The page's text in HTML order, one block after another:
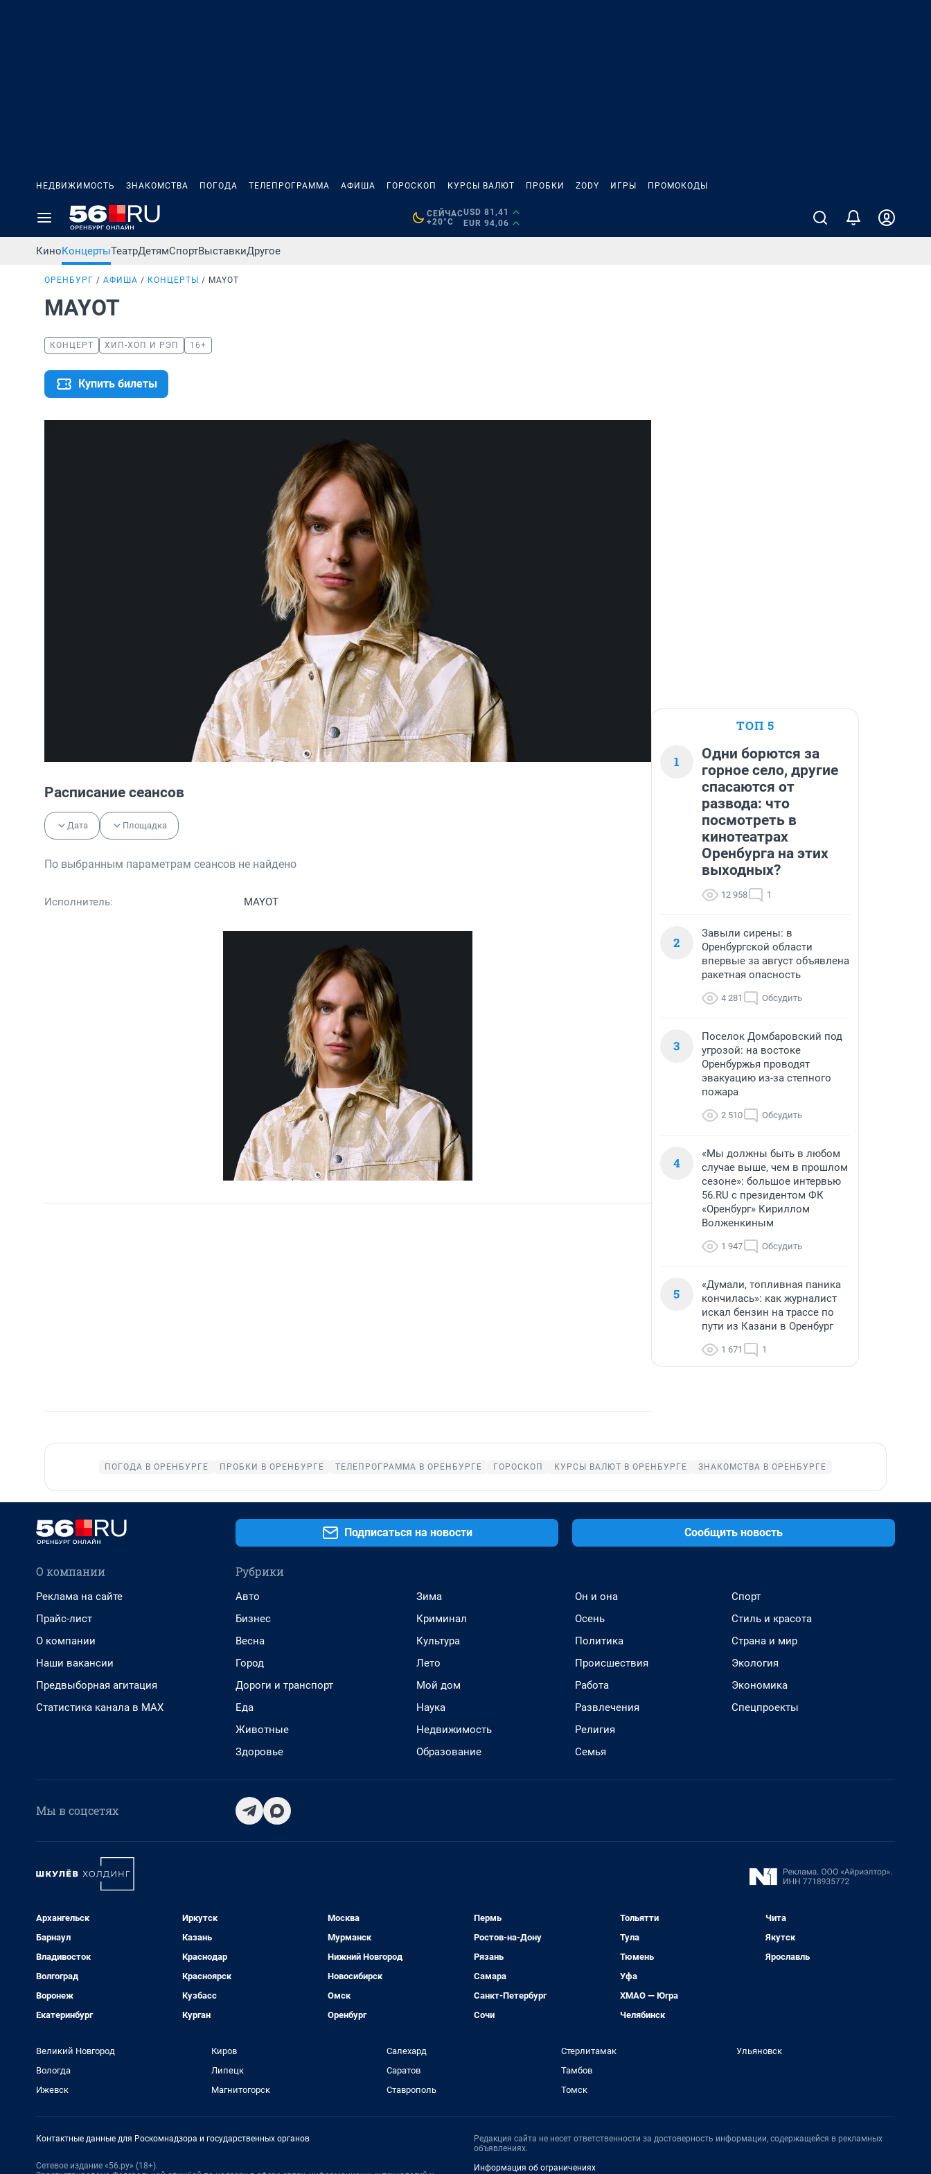
НЕДВИЖИМОСТЬ ЗНАКОМСТВА ПОГОДА ТЕЛЕПРОГРАММА АФИША ГОРОСКОП КУРСЫ ВАЛЮТ ПРОБКИ ZODY ИГРЫ ПРОМОКОДЫ
СЕЙЧАС
+20°C
USD 81,41
EUR 94,06
КиноКонцертыТеатрДетямСпортВыставкиДругое
ОРЕНБУРГ АФИША КОНЦЕРТЫ MAYOT
MAYOT
КОНЦЕРТ ХИП-ХОП И РЭП 16+
Купить билеты
Расписание сеансов
Дата Площадка
По выбранным параметрам сеансов не найдено
Исполнитель: MAYOT
ТОП 5
1
Одни борются за
горное село, другие
спасаются от
развода: что
посмотреть в
кинотеатрах
Оренбурга на этих
выходных?
12 958 1
2
Завыли сирены: в
Оренбургской области
впервые за август объявлена
ракетная опасность
4 281 Обсудить
3
Поселок Домбаровский под
угрозой: на востоке
Оренбуржья проводят
эвакуацию из-за степного
пожара
2 510 Обсудить
4
«Мы должны быть в любом
случае выше, чем в прошлом
сезоне»: большое интервью
56.RU с президентом ФК
«Оренбург» Кириллом
Волженкиным
1 947 Обсудить
5
«Думали, топливная паника
кончилась»: как журналист
искал бензин на трассе по
пути из Казани в Оренбург
1 671 1
ПОГОДА В ОРЕНБУРГЕ ПРОБКИ В ОРЕНБУРГЕ ТЕЛЕПРОГРАММА В ОРЕНБУРГЕ ГОРОСКОП КУРСЫ ВАЛЮТ В ОРЕНБУРГЕ ЗНАКОМСТВА В ОРЕНБУРГЕ
Подписаться на новости Сообщить новость
О компании
Реклама на сайте
Прайс-лист
О компании
Наши вакансии
Предвыборная агитация
Статистика канала в MAX
Рубрики
Авто
Бизнес
Весна
Город
Дороги и транспорт
Еда
Животные
Здоровье
Зима
Криминал
Культура
Лето
Мой дом
Наука
Недвижимость
Образование
Он и она
Осень
Политика
Происшествия
Работа
Развлечения
Религия
Семья
Спорт
Стиль и красота
Страна и мир
Экология
Экономика
Спецпроекты
Мы в соцсетях
Архангельск
Барнаул
Владивосток
Волгоград
Воронеж
Екатеринбург
Иркутск
Казань
Краснодар
Красноярск
Кузбасс
Курган
Москва
Мурманск
Нижний Новгород
Новосибирск
Омск
Оренбург
Пермь
Ростов-на-Дону
Рязань
Самара
Санкт-Петербург
Сочи
Тольятти
Тула
Тюмень
Уфа
ХМАО — Югра
Челябинск
Чита
Якутск
Ярославль
Великий Новгород
Вологда
Ижевск
Киров
Липецк
Магнитогорск
Салехард
Саратов
Ставрополь
Стерлитамак
Тамбов
Томск
Ульяновск
Контактные данные для Роскомнадзора и государственных органов
Сетевое издание «56.ру» (18+).
Редакция сайта не несет ответственности за достоверность информации, содержащейся в рекламных
объявлениях.
Информация об ограничениях